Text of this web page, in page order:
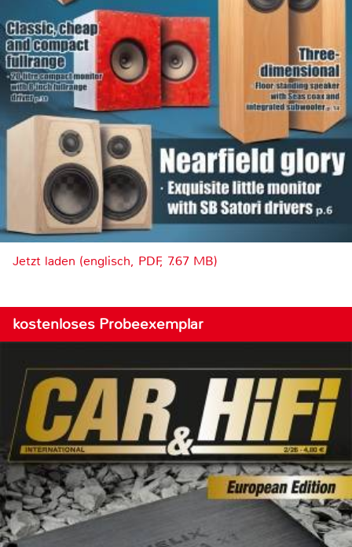
Jetzt laden (englisch, PDF, 7.67 MB)
kostenloses Probeexemplar